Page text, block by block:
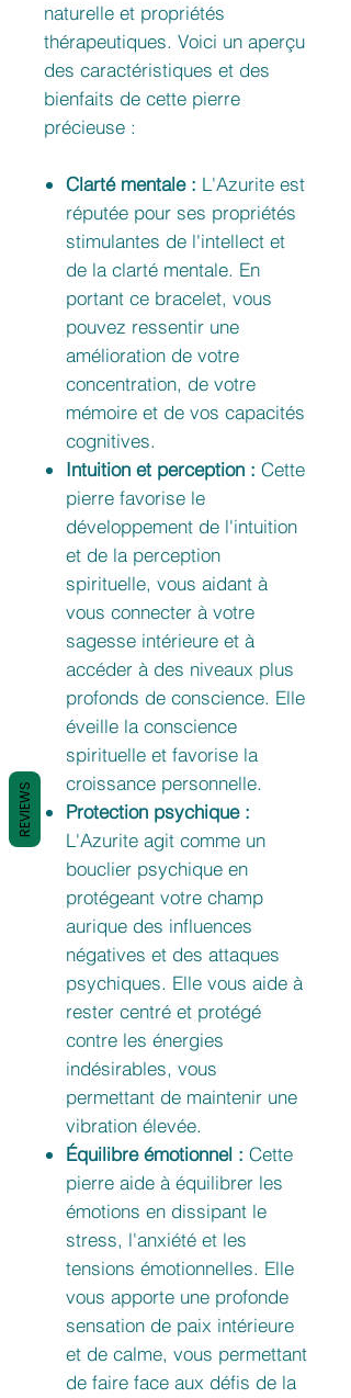
naturelle et propriétés
thérapeutiques. Voici un aperçu
des caractéristiques et des
bienfaits de cette pierre
précieuse :
Clarté mentale : L'Azurite est
réputée pour ses propriétés
stimulantes de l'intellect et
de la clarté mentale. En
portant ce bracelet, vous
pouvez ressentir une
amélioration de votre
concentration, de votre
mémoire et de vos capacités
cognitives.
Intuition et perception : Cette
pierre favorise le
développement de l'intuition
et de la perception
spirituelle, vous aidant à
vous connecter à votre
sagesse intérieure et à
accéder à des niveaux plus
profonds de conscience. Elle
éveille la conscience
spirituelle et favorise la
croissance personnelle.
Protection psychique :
L'Azurite agit comme un
bouclier psychique en
protégeant votre champ
aurique des influences
négatives et des attaques
psychiques. Elle vous aide à
rester centré et protégé
contre les énergies
indésirables, vous
permettant de maintenir une
vibration élevée.
Équilibre émotionnel : Cette
pierre aide à équilibrer les
émotions en dissipant le
stress, l'anxiété et les
tensions émotionnelles. Elle
vous apporte une profonde
sensation de paix intérieure
et de calme, vous permettant
de faire face aux défis de la
REVIEWS